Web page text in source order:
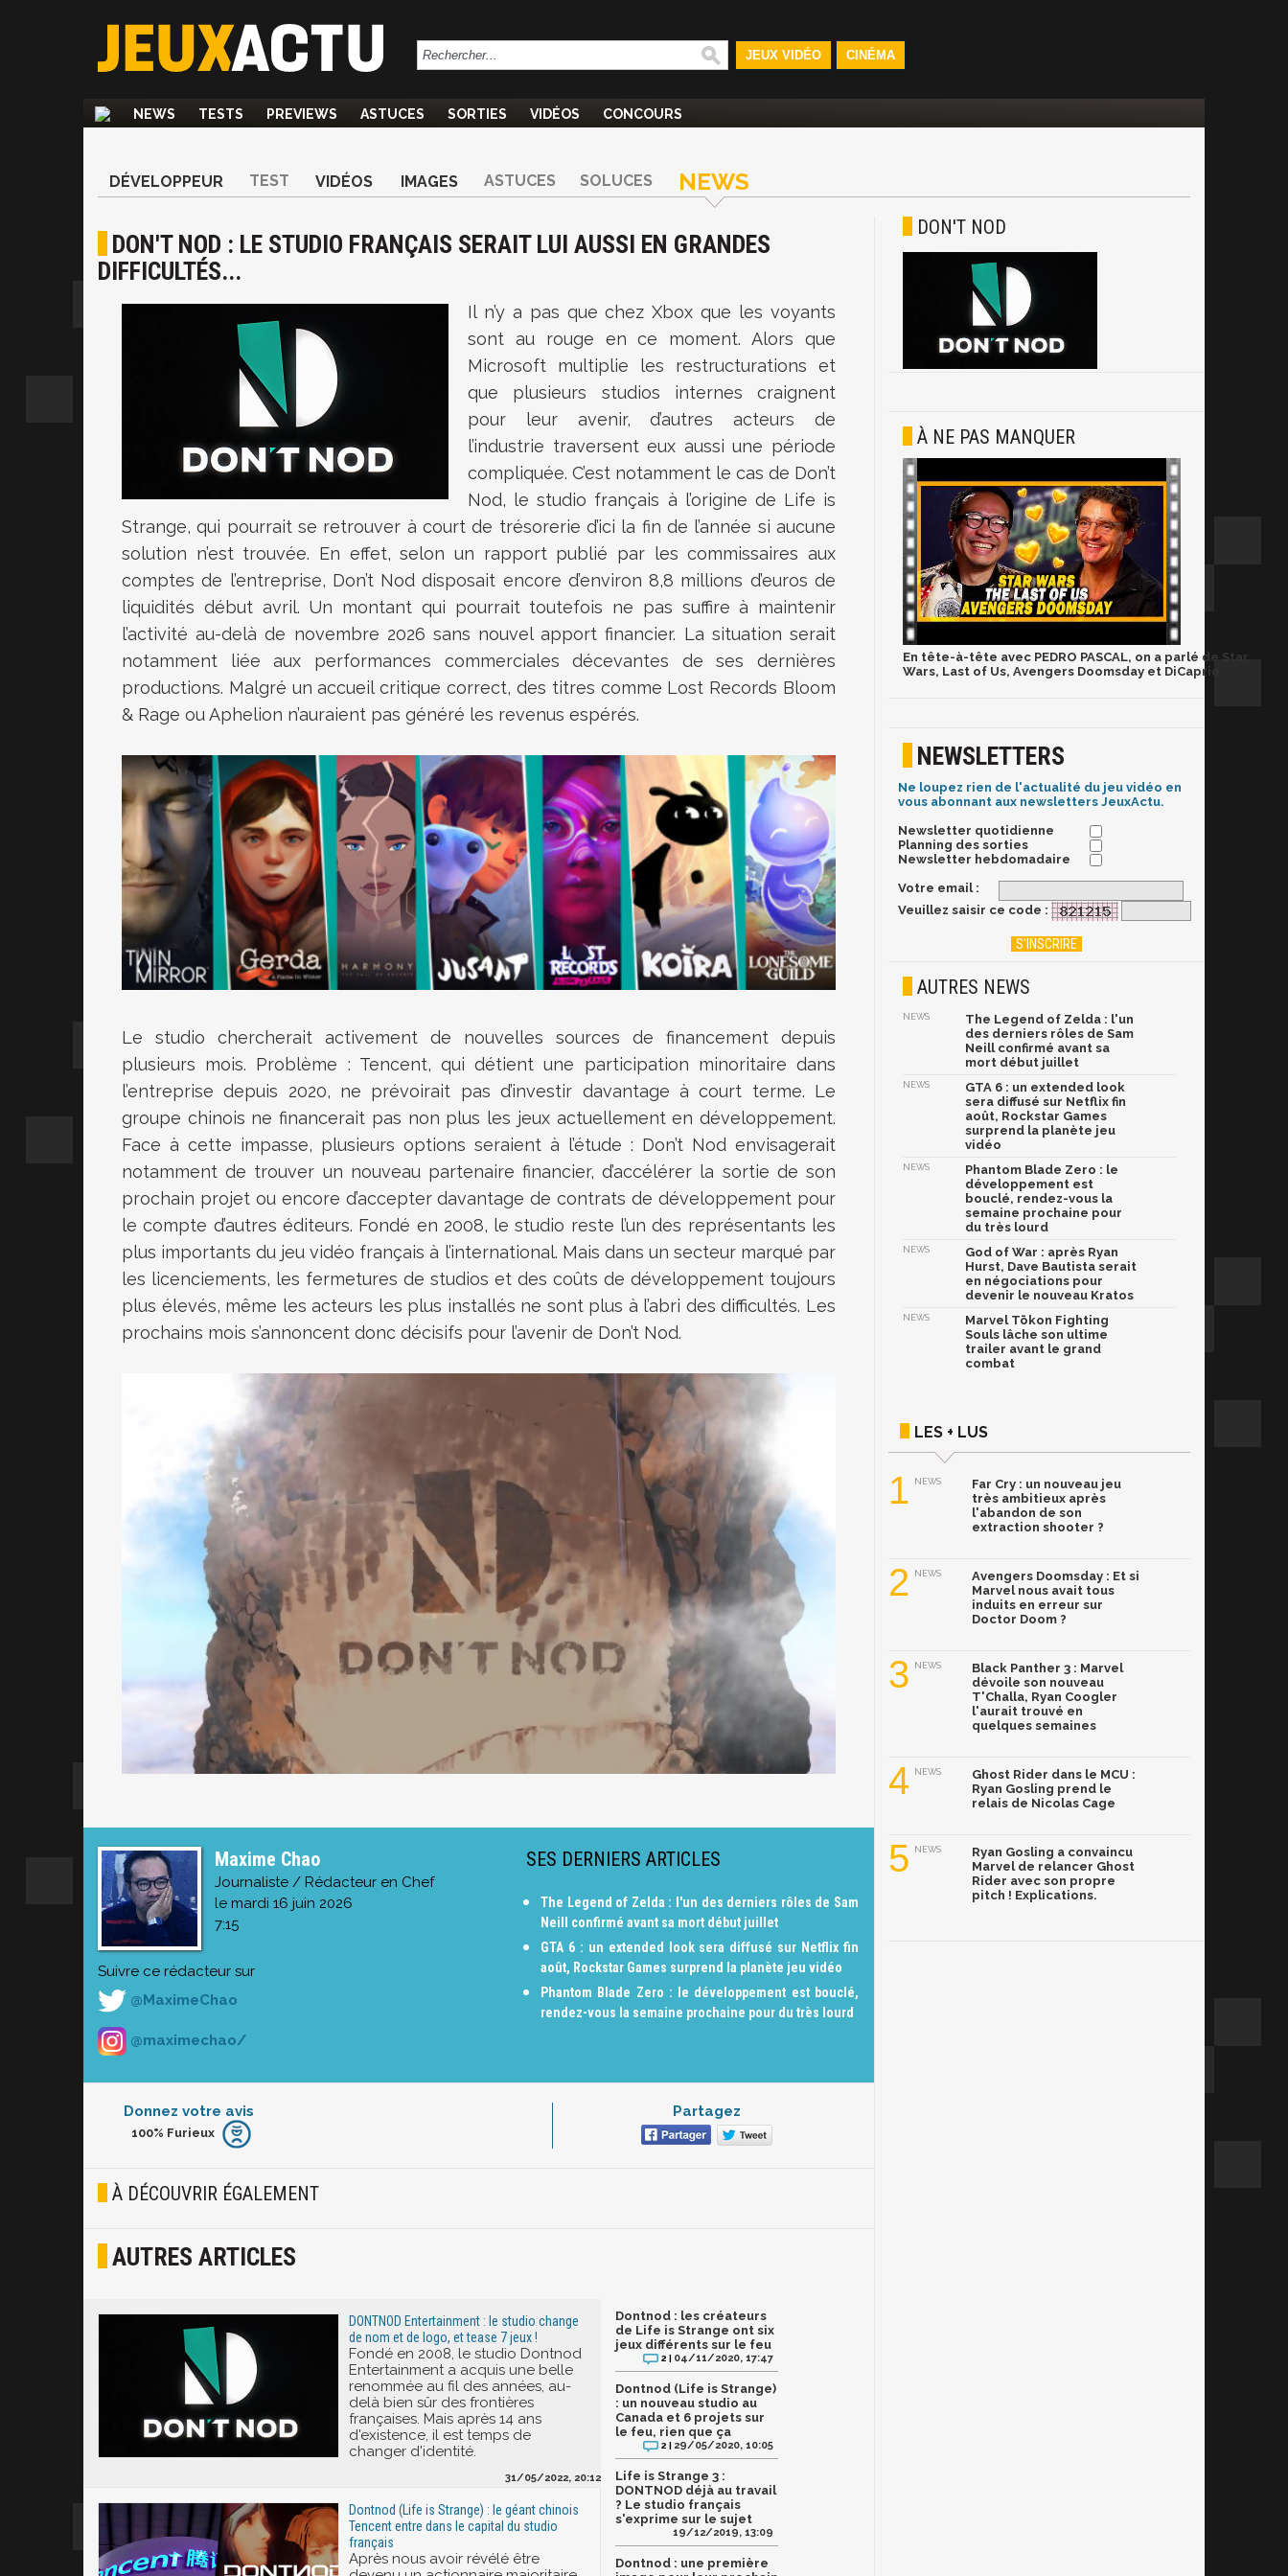
JEUX VIDÉO CINÉMA
NEWS TESTS PREVIEWS ASTUCES SORTIES VIDÉOS CONCOURS
DÉVELOPPEUR TEST VIDÉOS IMAGES ASTUCES SOLUCES NEWS
DON'T NOD : LE STUDIO FRANÇAIS SERAIT LUI AUSSI EN GRANDES
DIFFICULTÉS...
Il n’y a pas que chez Xbox que les voyants
sont au rouge en ce moment. Alors que
Microsoft multiplie les restructurations et
que plusieurs studios internes craignent
pour leur avenir, d’autres acteurs de
l’industrie traversent eux aussi une période
compliquée. C’est notamment le cas de Don’t
Nod, le studio français à l’origine de Life is
Strange, qui pourrait se retrouver à court de trésorerie d’ici la fin de l’année si aucune
solution n’est trouvée. En effet, selon un rapport publié par les commissaires aux
comptes de l’entreprise, Don’t Nod disposait encore d’environ 8,8 millions d’euros de
liquidités début avril. Un montant qui pourrait toutefois ne pas suffire à maintenir
l’activité au-delà de novembre 2026 sans nouvel apport financier. La situation serait
notamment liée aux performances commerciales décevantes de ses dernières
productions. Malgré un accueil critique correct, des titres comme Lost Records Bloom
& Rage ou Aphelion n’auraient pas généré les revenus espérés.
Le studio chercherait activement de nouvelles sources de financement depuis
plusieurs mois. Problème : Tencent, qui détient une participation minoritaire dans
l’entreprise depuis 2020, ne prévoirait pas d’investir davantage à court terme. Le
groupe chinois ne financerait pas non plus les jeux actuellement en développement.
Face à cette impasse, plusieurs options seraient à l’étude : Don’t Nod envisagerait
notamment de trouver un nouveau partenaire financier, d’accélérer la sortie de son
prochain projet ou encore d’accepter davantage de contrats de développement pour
le compte d’autres éditeurs. Fondé en 2008, le studio reste l’un des représentants les
plus importants du jeu vidéo français à l’international. Mais dans un secteur marqué par
les licenciements, les fermetures de studios et des coûts de développement toujours
plus élevés, même les acteurs les plus installés ne sont plus à l’abri des difficultés. Les
prochains mois s’annoncent donc décisifs pour l’avenir de Don’t Nod.
Maxime Chao
Journaliste / Rédacteur en Chef
le mardi 16 juin 2026
7:15
Suivre ce rédacteur sur
@MaximeChao
@maximechao/
SES DERNIERS ARTICLES
The Legend of Zelda : l'un des derniers rôles de Sam
Neill confirmé avant sa mort début juillet
GTA 6 : un extended look sera diffusé sur Netflix fin
août, Rockstar Games surprend la planète jeu vidéo
Phantom Blade Zero : le développement est bouclé,
rendez-vous la semaine prochaine pour du très lourd
Donnez votre avis
Furieux
Joyeux
100% Furieux
Partagez
À DÉCOUVRIR ÉGALEMENT
AUTRES ARTICLES
DONTNOD Entertainment : le studio change
de nom et de logo, et tease 7 jeux !
Fondé en 2008, le studio Dontnod
Entertainment a acquis une belle
renommée au fil des années, au-
delà bien sûr des frontières
françaises. Mais après 14 ans
d'existence, il est temps de
changer d'identité.
31/05/2022, 20:12
Dontnod (Life is Strange) : le géant chinois
Tencent entre dans le capital du studio
français
Après nous avoir révélé être
Dontnod : les créateurs
de Life is Strange ont six
jeux différents sur le feu
2 | 04/11/2020, 17:47
Dontnod (Life is Strange)
: un nouveau studio au
Canada et 6 projets sur
le feu, rien que ça
2 | 29/05/2020, 10:05
Life is Strange 3 :
DONTNOD déjà au travail
? Le studio français
s'exprime sur le sujet
19/12/2019, 13:09
Dontnod : une première
DON'T NOD
À NE PAS MANQUER
En tête-à-tête avec PEDRO PASCAL, on a parlé de Star
Wars, Last of Us, Avengers Doomsday et DiCaprio
NEWSLETTERS
Ne loupez rien de l'actualité du jeu vidéo en
vous abonnant aux newsletters JeuxActu.
Newsletter quotidienne
Planning des sorties
Newsletter hebdomadaire
Votre email :
Veuillez saisir ce code :
AUTRES NEWS
NEWS
The Legend of Zelda : l'un
des derniers rôles de Sam
Neill confirmé avant sa
mort début juillet
NEWS
GTA 6 : un extended look
sera diffusé sur Netflix fin
août, Rockstar Games
surprend la planète jeu
vidéo
NEWS
Phantom Blade Zero : le
développement est
bouclé, rendez-vous la
semaine prochaine pour
du très lourd
NEWS
God of War : après Ryan
Hurst, Dave Bautista serait
en négociations pour
devenir le nouveau Kratos
NEWS
Marvel Tōkon Fighting
Souls lâche son ultime
trailer avant le grand
combat
LES + LUS
1 NEWS
Far Cry : un nouveau jeu
très ambitieux après
l'abandon de son
extraction shooter ?
2 NEWS
Avengers Doomsday : Et si
Marvel nous avait tous
induits en erreur sur
Doctor Doom ?
3 NEWS
Black Panther 3 : Marvel
dévoile son nouveau
T'Challa, Ryan Coogler
l'aurait trouvé en
quelques semaines
4 NEWS
Ghost Rider dans le MCU :
Ryan Gosling prend le
relais de Nicolas Cage
5 NEWS
Ryan Gosling a convaincu
Marvel de relancer Ghost
Rider avec son propre
pitch ! Explications.